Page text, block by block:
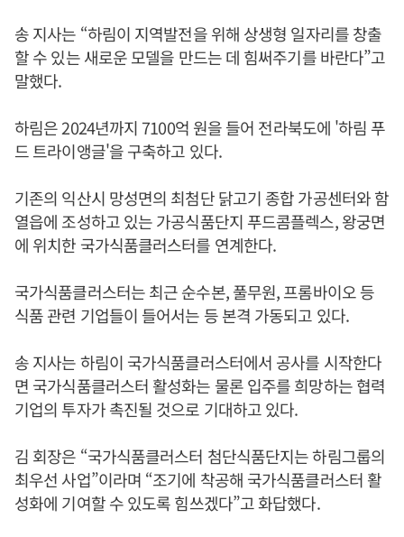
송 지사는 “하림이 지역발전을 위해 상생형 일자리를 창출
할 수 있는 새로운 모델을 만드는 데 힘써주기를 바란다”고
말했다.
하림은 2024년까지 7100억 원을 들어 전라북도에 '하림 푸
드 트라이앵글'을 구축하고 있다.
기존의 익산시 망성면의 최첨단 닭고기 종합 가공센터와 함
열읍에 조성하고 있는 가공식품단지 푸드콤플렉스, 왕궁면
에 위치한 국가식품클러스터를 연계한다.
국가식품클러스터는 최근 순수본, 풀무원, 프롬바이오 등
식품 관련 기업들이 들어서는 등 본격 가동되고 있다.
송 지사는 하림이 국가식품클러스터에서 공사를 시작한다
면 국가식품클러스터 활성화는 물론 입주를 희망하는 협력
기업의 투자가 촉진될 것으로 기대하고 있다.
김 회장은 “국가식품클러스터 첨단식품단지는 하림그룹의
최우선 사업”이라며 “조기에 착공해 국가식품클러스터 활
성화에 기여할 수 있도록 힘쓰겠다”고 화답했다.